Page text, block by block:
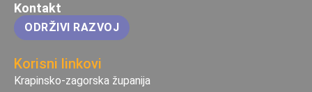
Kontakt
ODRŽIVI RAZVOJ
Korisni linkovi
Krapinsko-zagorska županija